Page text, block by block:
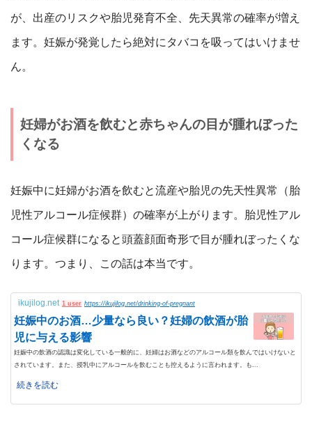
が、出産のリスクや胎児発育不全、先天異常の確率が増え
ます。妊娠が発覚したら絶対にタバコを吸ってはいけませ
ん。
妊婦がお酒を飲むと赤ちゃんの目が腫れぼった
くなる
妊娠中に妊婦がお酒を飲むと流産や胎児の先天性異常（胎
児性アルコール症候群）の確率が上がります。胎児性アル
コール症候群になると頭蓋顔面奇形で目が腫れぼったくな
ります。つまり、この話は本当です。
ikujilog.net 1 user https://ikujilog.net/drinking-of-pregnant
妊娠中のお酒…少量なら良い？妊婦の飲酒が胎
児に与える影響
妊娠中の飲酒の認識は変化している一般的に、妊婦はお酒などのアルコール類を飲んではいけないと
されています。また、授乳中にアルコールを飲むことも控えるように言われます。も...
続きを読む